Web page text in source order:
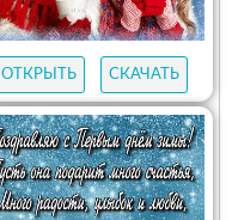
ОТКРЫТЬ СКАЧАТЬ